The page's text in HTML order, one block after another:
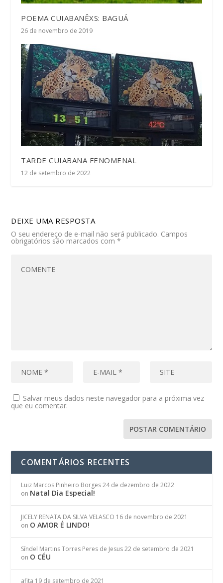
POEMA CUIABANÊXS: BAGUÁ
26 de novembro de 2019
TARDE CUIABANA FENOMENAL
12 de setembro de 2022
DEIXE UMA RESPOSTA
O seu endereço de e-mail não será publicado. Campos
obrigatórios são marcados com*
Salvar meus dados neste navegador para a próxima vez
que eu comentar.
COMENTÁRIOS RECENTES
Luiz Marcos Pinheiro Borges 24 de dezembro de 2022
on Natal Dia Especial!
JICELY RENATA DA SILVA VELASCO 16 de novembro de 2021
on O AMOR É LINDO!
Síndel Martins Torres Peres de Jesus 22 de setembro de 2021
on O CÉU
afita 19 de setembro de 2021